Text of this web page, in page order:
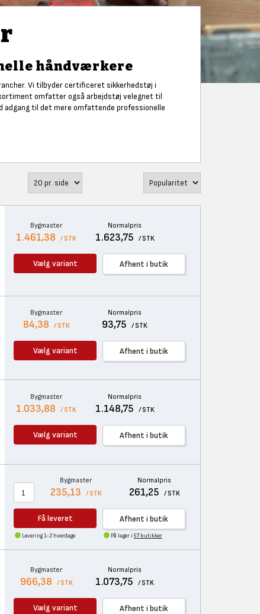
håndværkere
Vi tilbyder certificeret sikkerhedstøj i
omfatter også arbejdstøj velegnet til
adgang til det mere omfattende professionelle
Bygmaster
1.461,38 / STK
Normalpris
1.623,75 / STK
Vælg variant Afhent i butik
Bygmaster
84,38 / STK
Normalpris
93,75 / STK
Vælg variant Afhent i butik
Bygmaster
1.033,88 / STK
Normalpris
1.148,75 / STK
Vælg variant Afhent i butik
Bygmaster
235,13 / STK
Normalpris
261,25 / STK
Få leveret Afhent i butik
Levering 1-2 hverdage På lager i 57 butikker
Bygmaster
966,38 / STK
Normalpris
1.073,75 / STK
Vælg variant Afhent i butik